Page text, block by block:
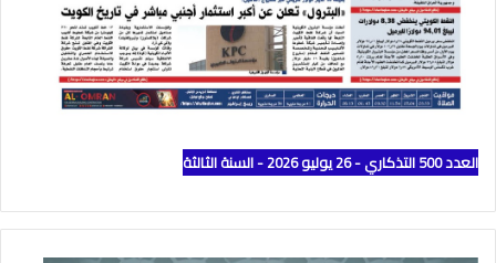
العدد 500 التذكاري - 26 يوليو 2026 - السنة الثالثة